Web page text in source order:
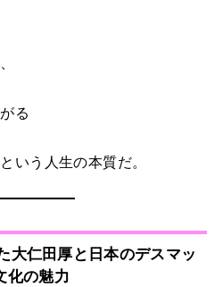
る
いう人生の本質だ。
大仁田厚と日本のデスマッ
化の魅力